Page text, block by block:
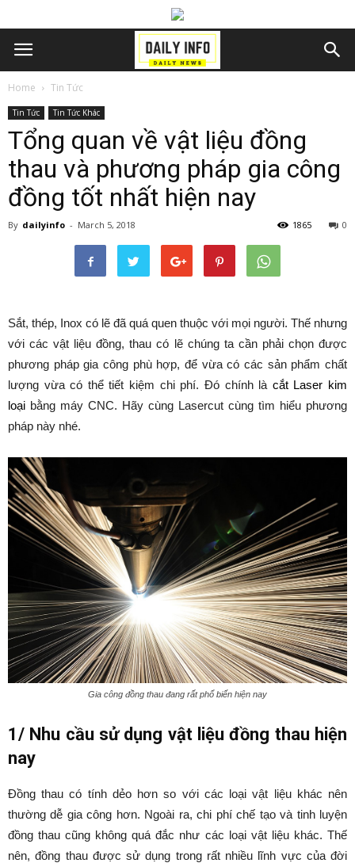
Home Tin Tức
Tin Tức Tin Tức Khác
Tổng quan về vật liệu đồng
thau và phương pháp gia công
đồng tốt nhất hiện nay
By dailyinfo - March 5, 2018 0
1865
Sắt, thép, Inox có lẽ đã quá quen thuộc với mọi người. Thế nhưng
với các vật liệu đồng, thau có lẽ chúng ta cần phải chọn được
phương pháp gia công phù hợp, để vừa có các sản phẩm chất
lượng vừa có thể tiết kiệm chi phí. Đó chính là cắt Laser kim
loại bằng máy CNC. Hãy cùng Lasercut cùng tìm hiểu phương
pháp này nhé.
Gia công đồng thau đang rất phổ biến hiện nay
1/ Nhu cầu sử dụng vật liệu đồng thau hiện
nay
Đồng thau có tính dẻo hơn so với các loại vật liệu khác nên
thường dễ gia công hơn. Ngoài ra, chi phí chế tạo và tinh luyện
đồng thau cũng không quá đắc như các loại vật liệu khác. Thế
nên, đồng thau được sử dụng trong rất nhiều lĩnh vực của đời